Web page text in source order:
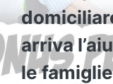
arriva
le famiglie